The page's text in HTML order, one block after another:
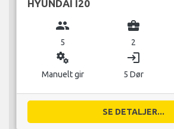
HYUNDAI I20
group
5
business_center
2
miscellaneous_services
Manuelt gir
login
5 Dør
SE DETALJER...